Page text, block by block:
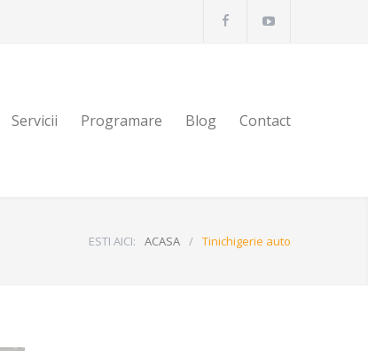
Servicii Programare Blog Contact
ESTI AICI: ACASA / Tinichigerie auto